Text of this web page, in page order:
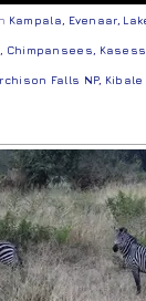
Kampala Evenaar,
Chimpansees
Falls NP,